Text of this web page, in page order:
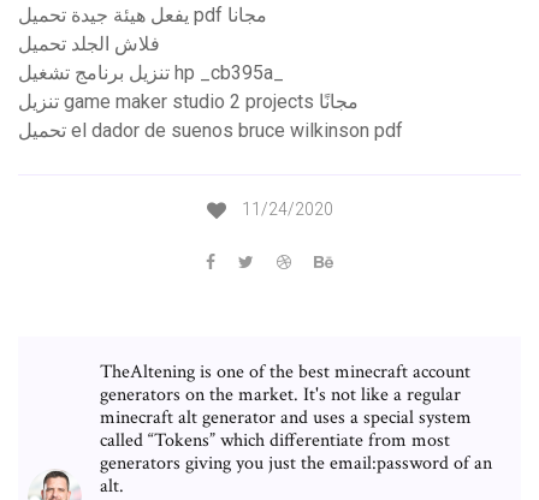
يفعل هيئة جيدة تحميل pdf مجانا
فلاش الجلد تحميل
تنزيل برنامج تشغيل hp _cb395a_
تنزيل game maker studio 2 projects مجانًا
تحميل el dador de suenos bruce wilkinson pdf
11/24/2020
TheAltening is one of the best minecraft account
generators on the market. It's not like a regular
minecraft alt generator and uses a special system
called “Tokens” which differentiate from most
generators giving you just the email:password of an
alt.